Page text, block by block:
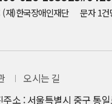
(재)한국장애인재단 문자 1
오시는 길
주소 : 서울특별시 중구 통